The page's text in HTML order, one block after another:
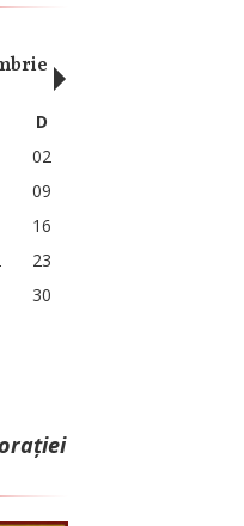
Octombrie
D
02
09
16
23
30